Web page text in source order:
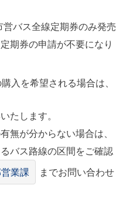
バス全線定期券のみ発売
期券の申請が不要になり
入を希望される場合は、
たします。
無が分からない場合は、
バス路線の区間をご確認
業課 までお問い合わせ